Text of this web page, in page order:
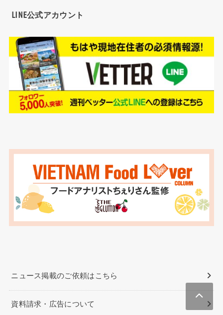
LINE公式アカウント
ニュース掲載のご依頼はこちら
資料請求・広告について